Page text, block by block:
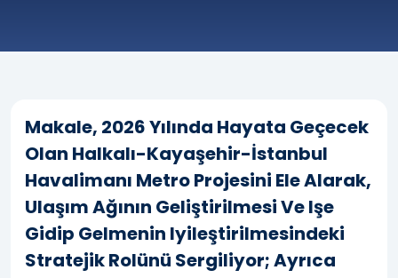
Makale, 2026 Yılında Hayata Geçecek
Olan Halkalı-Kayaşehir-İstanbul
Havalimanı Metro Projesini Ele Alarak,
Ulaşım Ağının Geliştirilmesi Ve Işe
Gidip Gelmenin Iyileştirilmesindeki
Stratejik Rolünü Sergiliyor; Ayrıca